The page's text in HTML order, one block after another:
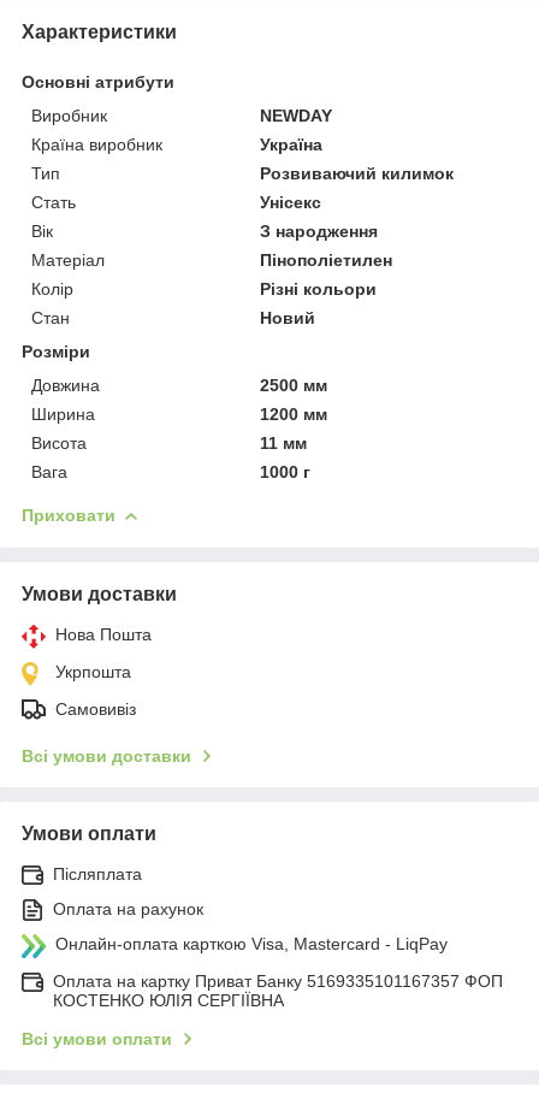
Характеристики
Основні атрибути
Виробник
NEWDAY
Країна виробник
Україна
Тип
Розвиваючий килимок
Стать
Унісекс
Вік
З народження
Матеріал
Пінополіетилен
Колір
Різні кольори
Стан
Новий
Розміри
Довжина
2500 мм
Ширина
1200 мм
Висота
11 мм
Вага
1000 г
Приховати
Умови доставки
Нова Пошта
Укрпошта
Самовивіз
Всі умови доставки
Умови оплати
Післяплата
Оплата на рахунок
Онлайн-оплата карткою Visa, Mastercard - LiqPay
Оплата на картку Приват Банку 5169335101167357 ФОП
КОСТЕНКО ЮЛІЯ СЕРГІЇВНА
Всі умови оплати